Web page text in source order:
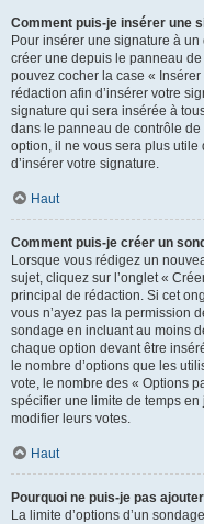
Comment puis-je insérer une
Pour insérer une signature à
créer une depuis le panneau
pouvez cocher la case «
rédaction afin d’insérer votre
signature qui sera insérée à
dans le panneau de contrôle de
option, il ne vous sera plus
d’insérer votre signature.
Haut
Comment puis-je créer un
Lorsque vous rédigez un
sujet, cliquez sur l’onglet «
principal de rédaction. Si cet
vous n’ayez pas la permission
sondage en incluant au moins
chaque option devant être
le nombre d’options que les
vote, le nombre des « Options
spécifier une limite de temps
modifier leurs votes.
Haut
Pourquoi ne puis-je pas
La limite d’options d’un